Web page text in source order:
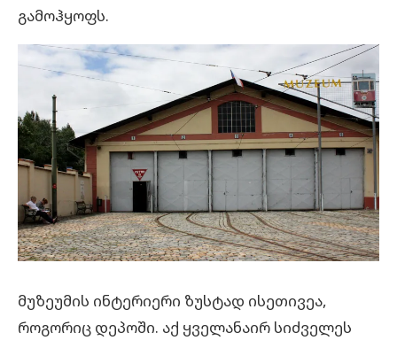
გამოჰყოფს.
მუზეუმის ინტერიერი ზუსტად ისეთივეა,
როგორიც დეპოში. აქ ყველანაირ სიძველეს